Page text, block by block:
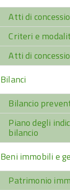
Atti di
Criteri e
Atti di
Bilanci
Bilancio
Piano degli
bilancio
Beni immobili e
Patrimonio